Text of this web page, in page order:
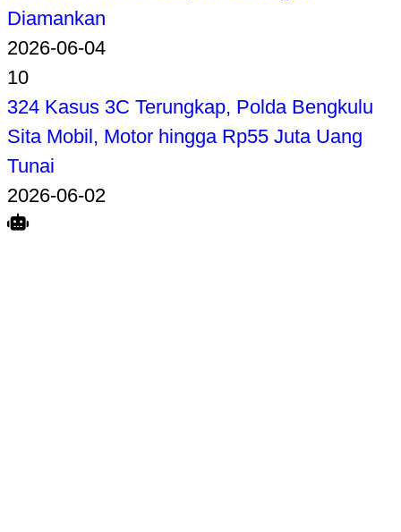
Diamankan
2026-06-04
10
324 Kasus 3C Terungkap, Polda Bengkulu
Sita Mobil, Motor hingga Rp55 Juta Uang
Tunai
2026-06-02